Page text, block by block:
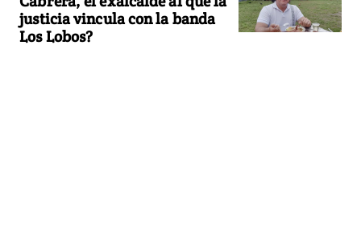
justicia vincula con la banda
Los Lobos?